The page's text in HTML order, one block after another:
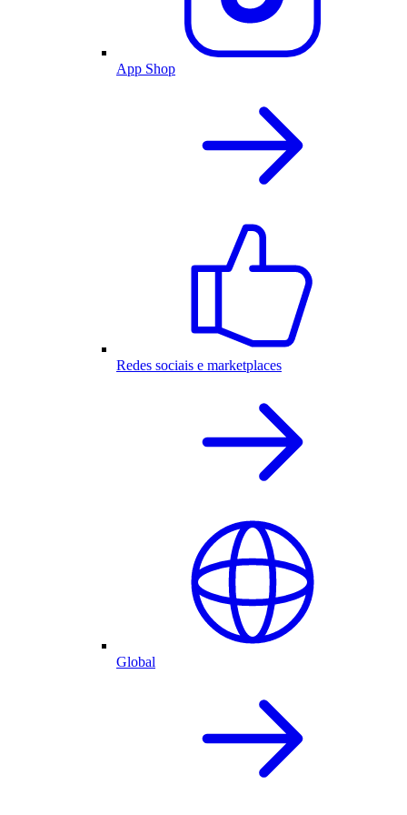
App Shop
Redes sociais e marketplaces
Global